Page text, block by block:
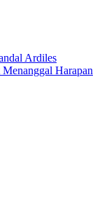
Ardiles
Harapan